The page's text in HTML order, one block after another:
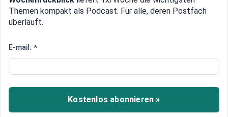
Edelmetalle DWN-Magazin China
Das wirtschaftliche Argument
Die Europäische Union hat erstmals eine
Importsteuer auf Kohlenstoff eingeführt, der
„CO2-Grenzausgleichsmechanismus“ (bzw.
Themen kompakt als Podcast. Für alle, deren Postfach
überläuft.
E-mail: *
Kostenlos abonnieren »